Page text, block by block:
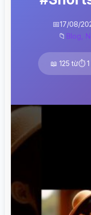
📅17/08/
📁 Blog,
📖 125 từ⏱️ 1